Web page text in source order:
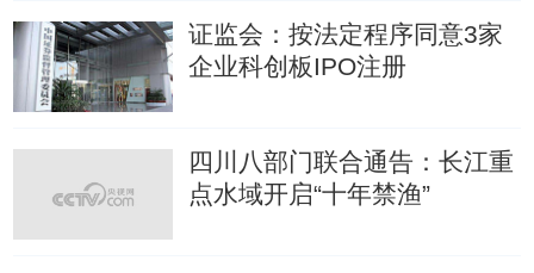
证监会：按法定程序同意3家
企业科创板IPO注册
四川八部门联合通告：长江重
点水域开启“十年禁渔”